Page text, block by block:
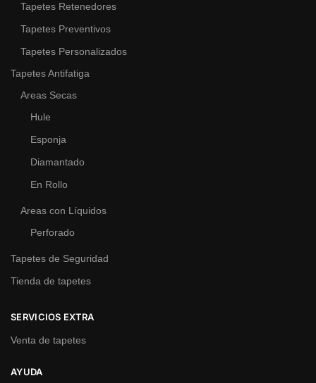
Tapetes Retenedores
Tapetes Preventivos
Tapetes Personalizados
Tapetes Antifatiga
Areas Secas
Hule
Esponja
Diamantado
En Rollo
Areas con Líquidos
Perforado
Tapetes de Seguridad
Tienda de tapetes
SERVICIOS EXTRA
Venta de tapetes
AYUDA